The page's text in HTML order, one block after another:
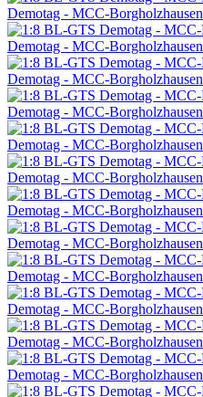
Demotag - MCC-Borgholzhausen
Demotag - MCC-Borgholzhausen
Demotag - MCC-Borgholzhausen
Demotag - MCC-Borgholzhausen
Demotag - MCC-Borgholzhausen
Demotag - MCC-Borgholzhausen
Demotag - MCC-Borgholzhausen
Demotag - MCC-Borgholzhausen
Demotag - MCC-Borgholzhausen
Demotag - MCC-Borgholzhausen
Demotag - MCC-Borgholzhausen
Demotag - MCC-Borgholzhausen